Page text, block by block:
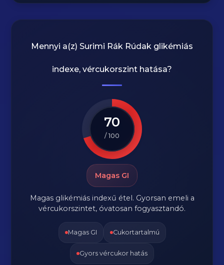
Mennyi a(z) Surimi Rák Rúdak glikémiás
indexe, vércukorszint hatása?
70
/ 100
Magas GI
Magas glikémiás indexű étel. Gyorsan emeli a
vércukorszintet, óvatosan fogyasztandó.
Magas GI Cukortartalmú
Gyors vércukor hatás